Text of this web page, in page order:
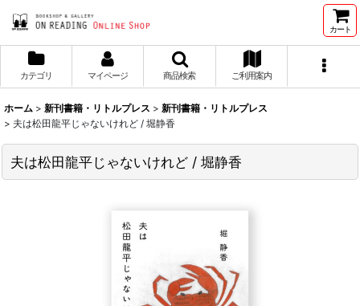
カート
カテゴリ マイページ 商品検索 ご利用案内
ホーム > 新刊書籍・リトルプレス > 新刊書籍・リトルプレス
> 夫は松田龍平じゃないけれど / 堀静香
夫は松田龍平じゃないけれど / 堀静香